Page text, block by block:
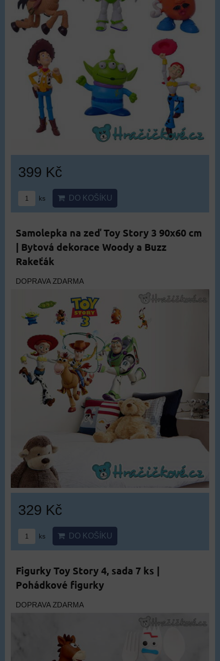
399 Kč
ks DO KOŠÍKU
Samolepka na zeď Toy Story 3 90x60 cm
| Bytová dekorace Woody a Buzz
Rakeťák
DOPRAVA ZDARMA
329 Kč
ks DO KOŠÍKU
Figurky Toy Story 4, sada 7 ks |
Pohádkové figurky
DOPRAVA ZDARMA